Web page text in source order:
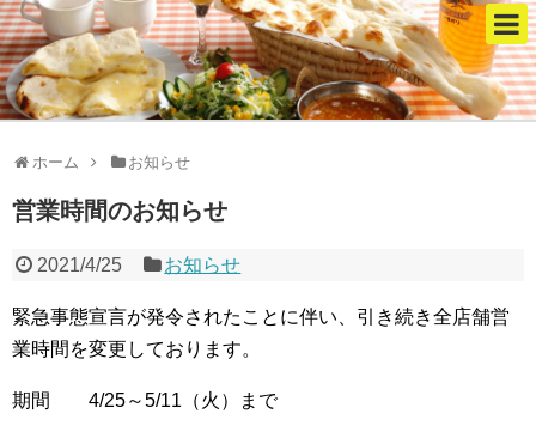
ホーム お知らせ
営業時間のお知らせ
2021/4/25 お知らせ
緊急事態宣言が発令されたことに伴い、引き続き全店舗営
業時間を変更しております。
期間 4/25～5/11（火）まで